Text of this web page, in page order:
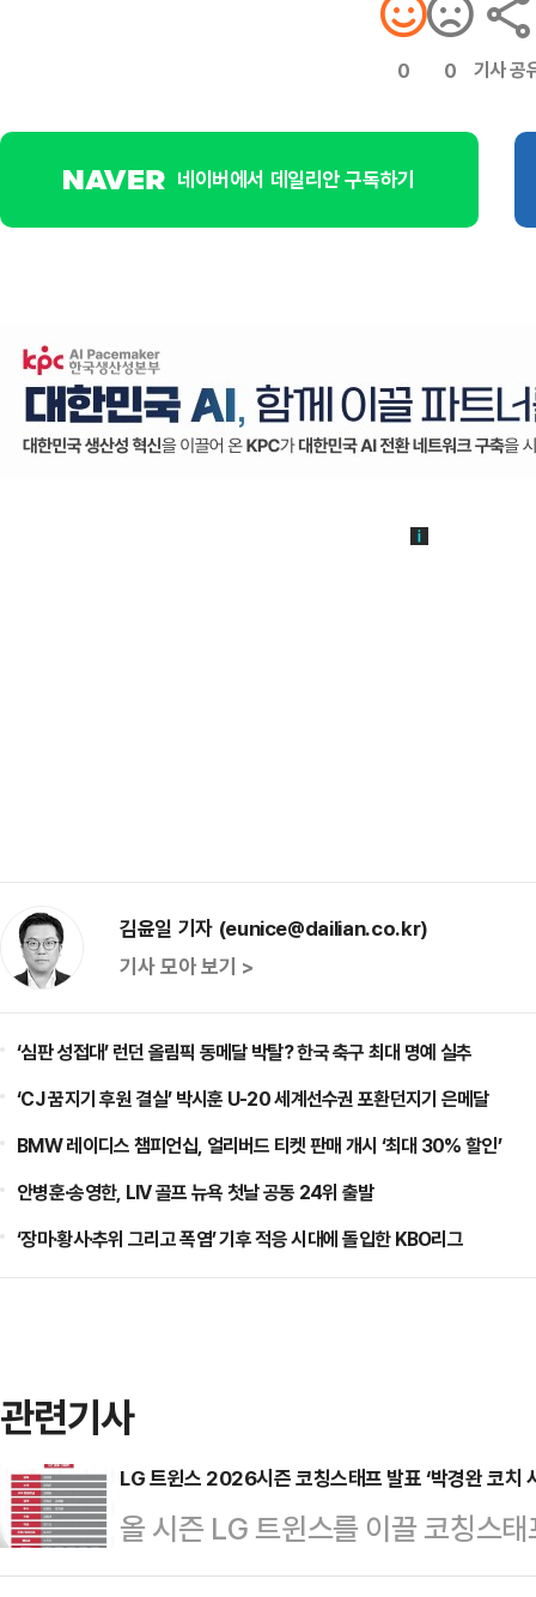
0 0 기사 공
네이버에서 데일리안 구독하기
김윤일 기자 (eunice@dailian.co.kr)
기사 모아 보기 >
‘심판 성접대’ 런던 올림픽 동메달 박탈? 한국 축구 최대 명예 실추
‘CJ 꿈지기 후원 결실’ 박시훈 U-20 세계선수권 포환던지기 은메달
BMW 레이디스 챔피언십, 얼리버드 티켓 판매 개시 ‘최대 30% 할인’
안병훈·송영한, LIV 골프 뉴욕 첫날 공동 24위 출발
‘장마·황사·추위 그리고 폭염’ 기후 적응 시대에 돌입한 KBO리그
관련기사
LG 트윈스 2026시즌 코칭스태프 발표 ‘박경완 코치
올 시즌 LG 트윈스를 이끌 코칭스
시즌 코칭스탭의 보직을 확정했다"